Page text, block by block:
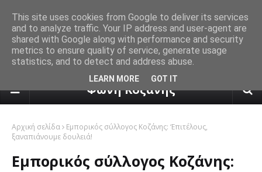
πρόγνωση καιρού από το
Φωνή Κοζάνης
Αρχική σελίδα
Εμπορικός σύλλογος Κοζάνης: ‘Επιτέλους,
ξαναπιάνουμε δουλειά!
Εμπορικός σύλλογος Κοζάνης:
This site uses cookies from Google to deliver its services
and to analyze traffic. Your IP address and user-agent are
shared with Google along with performance and security
metrics to ensure quality of service, generate usage
statistics, and to detect and address abuse.
LEARN MORE GOT IT